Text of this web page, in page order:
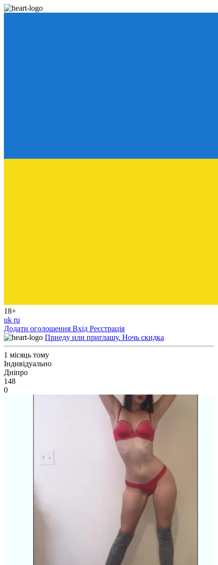
18+
uk ru
Додати оголошення Вхід Реєстрація
Приеду или приглашу. Ночь скидка
1 місяць тому
Індивідуально
Дніпро
148
0